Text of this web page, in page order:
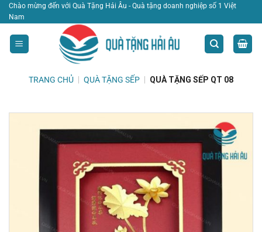
Bỏ
qua
nội
dung
Chào mừng đến với Quà Tặng Hải Âu - Quà tặng doanh nghiệp số 1 Việt
Nam
TRANG CHỦ QUÀ TẶNG SẾP QUÀ TẶNG SẾP QT 08